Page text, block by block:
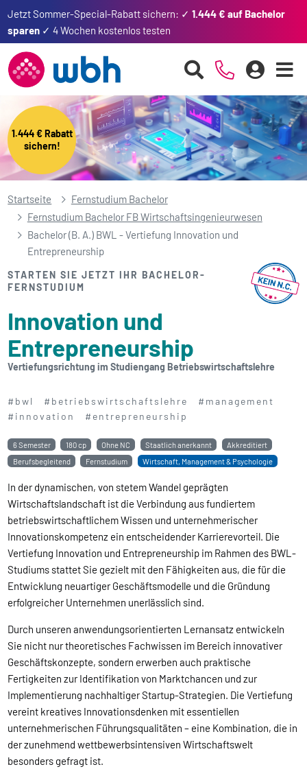
Jetzt Sommer-Special-Rabatt sichern: ✓1.444 € auf Bachelor
sparen ✓ 4 Wochen kostenlos testen
1.444 € Rabatt
sichern!
Startseite
Fernstudium Bachelor
Fernstudium Bachelor FB Wirtschaftsingenieurwesen
Bachelor (B. A.) BWL - Vertiefung Innovation und
Entrepreneurship
STARTEN SIE JETZT IHR BACHELOR-
FERNSTUDIUM
Innovation und
Entrepreneurship
Vertiefungsrichtung im Studiengang Betriebs­wirtschafts­lehre
#bwl #betriebswirtschaftslehre
#management
#innovation
#entrepreneurship
6 Semester 180 cp Ohne NC Staatlich anerkannt
Akkreditiert
Berufsbegleitend
Fernstudium Wirtschaft, Management & Psychologie
In der dynamischen, von stetem Wandel geprägten
Wirtschaftslandschaft ist die Verbindung aus fundiertem
betriebswirtschaftlichem Wissen und unternehmerischer
Innovationskompetenz ein entscheidender Karrierevorteil. Die
Vertiefung Innovation und Entrepreneurship im Rahmen des BWL-
Studiums stattet Sie gezielt mit den Fähigkeiten aus, die für die
Entwicklung neuartiger Geschäftsmodelle und die Gründung
erfolgreicher Unternehmen unerlässlich sind.
Durch unseren anwendungsorientierten Lernansatz entwickeln
Sie nicht nur theoretisches Fachwissen im Bereich innovativer
Geschäftskonzepte, sondern erwerben auch praktische
Fertigkeiten zur Identifikation von Marktchancen und zur
Implementierung nachhaltiger Startup-Strategien. Die Vertiefung
vereint kreatives Innovationsdenken mit essentiellen
unternehmerischen Führungsqualitäten – eine Kombination, die in
der zunehmend wettbewerbsintensiven Wirtschaftswelt
besonders gefragt ist.